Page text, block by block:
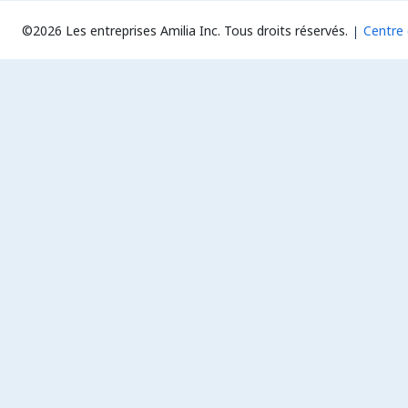
©2026 Les entreprises Amilia Inc. Tous droits réservés. Centre